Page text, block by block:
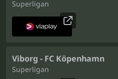
Superligan
Viborg - FC Köpenhamn
Superligan